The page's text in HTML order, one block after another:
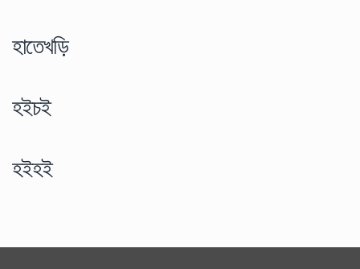
হাতেখড়ি
হইচই
হইহই